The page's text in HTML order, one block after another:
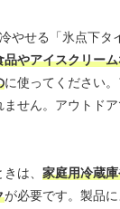
やせる「氷点下タ
品やアイスクリー
に使ってください
せん。アウトド
は、 家庭用冷蔵
が必要です。製品